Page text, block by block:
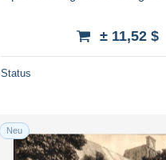
± 11,52 $
Status
Neu